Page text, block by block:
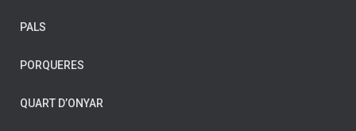
CRUÏLLES
FIGUERES
FORNELLS DE LA SELVA
PALS
PORQUERES
QUART D’ONYAR